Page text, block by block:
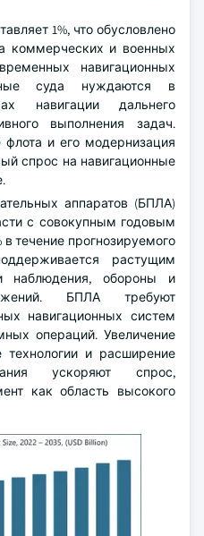
1%, что обусловлено
коммерческих и военных
навигационных
суда нуждаются в
навигации дальнего
выполнения задач.
и его модернизация
спрос на навигационные
аппаратов (БПЛА)
с совокупным годовым
в течение прогнозируемого
растущим
наблюдения, обороны и
БПЛА требуют
навигационных систем
операций. Увеличение
и расширение
ускоряют спрос,
как область высокого